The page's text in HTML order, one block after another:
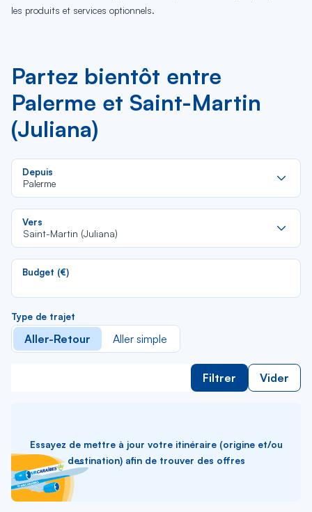
les produits et services optionnels.
Partez bientôt entre
Palerme et Saint-Martin
(Juliana)
Depuis
Palerme
Vers
Saint-Martin (Juliana)
Budget (€)
Type de trajet
Aller-Retour Aller simple
Filtrer Vider
Essayez de mettre à jour votre itinéraire (origine et/ou
destination) afin de trouver des offres